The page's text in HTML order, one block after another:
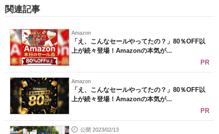
関連記事
Amazon
「え、こんなセールやってたの？」80％OFF以
上が続々登場！Amazonの本気が...
PR
Amazon
「え、こんなセールやってたの？」80％OFF以
上が続々登場！Amazonの本気が...
PR
公開 2023/02/13